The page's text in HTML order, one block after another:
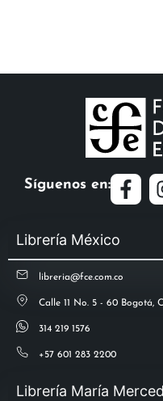
Síguenos en:
Librería México
libreria@fce.com.co
Calle 11 No. 5 - 60 Bogotá,
314 219 1576
+57 601 283 2200
Librería María